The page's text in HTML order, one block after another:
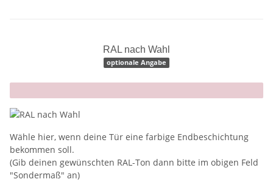
RAL nach Wahl
optionale Angabe
x
Wähle hier, wenn deine Tür eine farbige Endbeschichtung
bekommen soll.
(Gib deinen gewünschten RAL-Ton dann bitte im obigen Feld
"Sondermaß" an)